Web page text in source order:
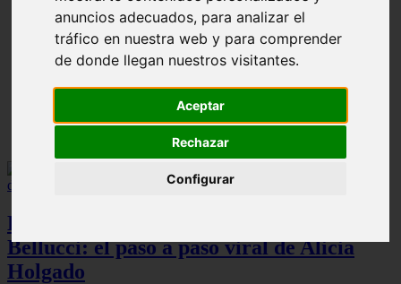
anuncios adecuados, para analizar el
tráfico en nuestra web y para comprender
de donde llegan nuestros visitantes.
Aceptar
Rechazar
Configurar
¿Cuál es la mejor crema anticelulíticas? opiniones y
análisis
El maquillaje atemporal de Monica
Bellucci: el paso a paso viral de Alicia
Holgado